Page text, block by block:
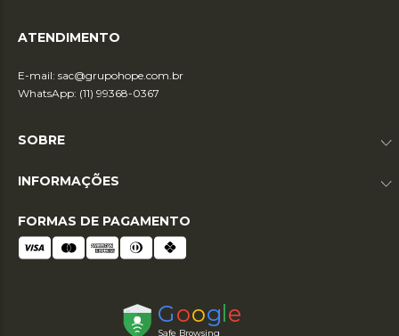
ATENDIMENTO
E-mail: sac@grupohope.com.br
WhatsApp: (11) 99368-0367
SOBRE
INFORMAÇÕES
FORMAS DE PAGAMENTO